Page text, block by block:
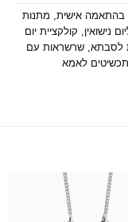
בהתאמה אישית, מתנות
נישואין, קולקציית יום
לסבתא, שרשראות עם
תכשיטים לאמא